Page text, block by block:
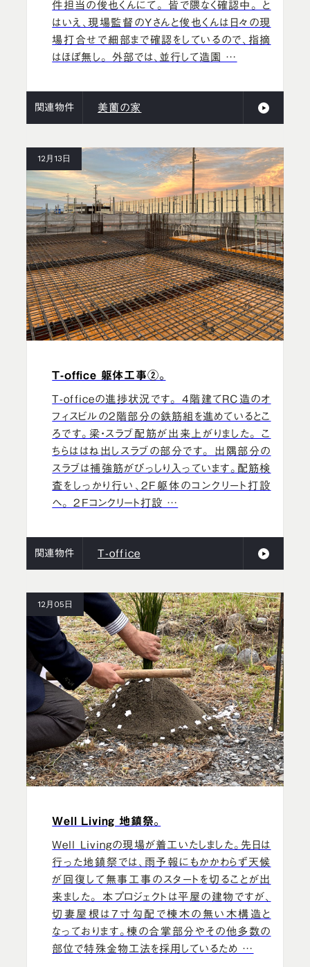
件担当の俊也くんにて。 皆で隈なく確認中。 と
はいえ、現場監督のYさんと俊也くんは日々の現
場打合せで細部まで確認をしているので、指摘
はほぼ無し。 外部では、並行して造園 …
関連物件 美薗の家
12月13日
T-office 躯体工事②。
T-officeの進捗状況です。 4階建てRC造のオ
フィスビルの2階部分の鉄筋組を進めているとこ
ろです。梁・スラブ配筋が出来上がりました。 こ
ちらははね出しスラブの部分です。 出隅部分の
スラブは補強筋がびっしり入っています。配筋検
査をしっかり行い、2F躯体のコンクリート打設
へ。 2Fコンクリート打設 …
関連物件 T-office
12月05日
Well Living 地鎮祭。
Well Livingの現場が着工いたしました。先日は
行った地鎮祭では、雨予報にもかかわらず天候
が回復して無事工事のスタートを切ることが出
来ました。 本プロジェクトは平屋の建物ですが、
切妻屋根は7寸勾配で棟木の無い木構造と
なっております。棟の合掌部分やその他多数の
部位で特殊金物工法を採用しているため …